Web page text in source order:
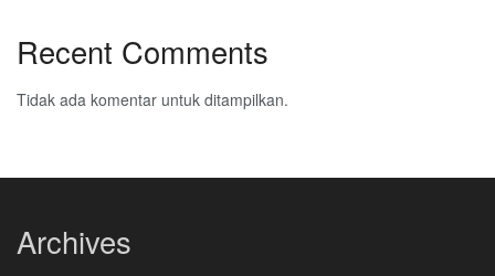
Recent Comments
Tidak ada komentar untuk ditampilkan.
Archives